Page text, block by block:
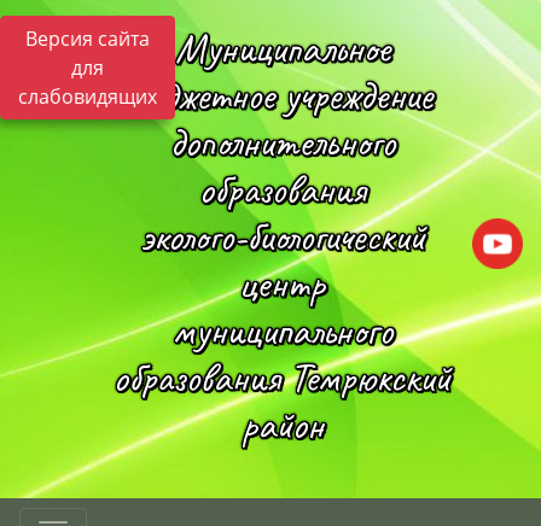
Версия сайта
для
слабовидящих
Муниципальное
бюджетное учреждение
дополнительного
образования
эколого-биологический
центр
муниципального
образования Темрюкский
район